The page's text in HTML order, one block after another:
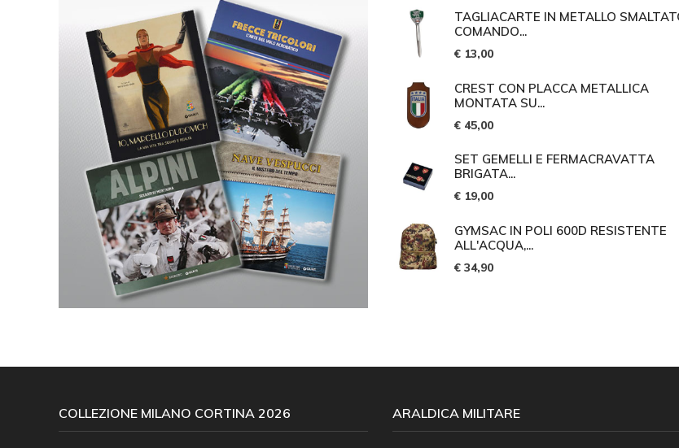
TAGLIACARTE IN METALLO
COMANDO...
€ 13,00
CREST CON PLACCA METALLICA
MONTATA SU...
€ 45,00
SET GEMELLI E FERMACRAVATTA
BRIGATA...
€ 19,00
GYMSAC IN POLI 600D RESISTENTE
ALL'ACQUA,...
€ 34,90
COLLEZIONE MILANO CORTINA 2026 ARALDICA MILITARE